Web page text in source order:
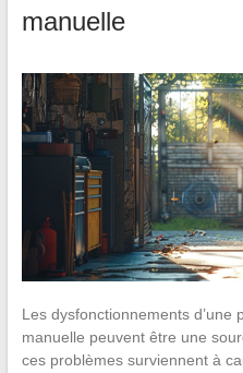
manuelle
Les dysfonctionnements d’une
manuelle peuvent être une
ces problèmes surviennent à